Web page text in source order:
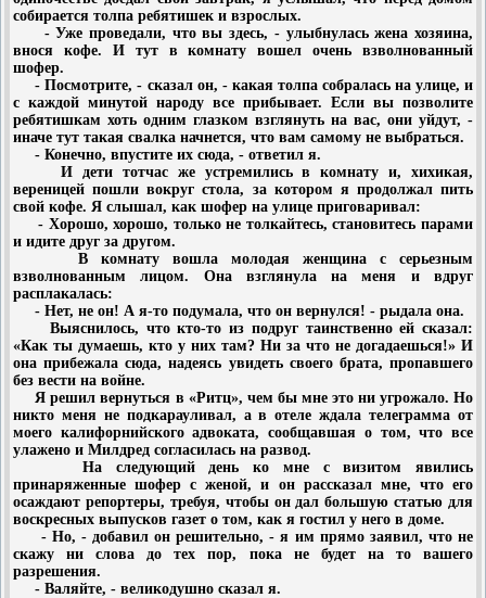
собирается толпа ребятишек и взрослых.
- Уже проведали, что вы здесь, - улыбнулась жена хозяина,
внося кофе. И тут в комнату вошел очень взволнованный
шофер.
- Посмотрите, - сказал он, - какая толпа собралась на улице, и
с каждой минутой народу все прибывает. Если вы позволите
ребятишкам хоть одним глазком взглянуть на вас, они уйдут, -
иначе тут такая свалка начнется, что вам самому не выбраться.
- Конечно, впустите их сюда, - ответил я.
И дети тотчас же устремились в комнату и, хихикая,
вереницей пошли вокруг стола, за котором я продолжал пить
свой кофе. Я слышал, как шофер на улице приговаривал:
- Хорошо, хорошо, только не толкайтесь, становитесь парами
и идите друг за другом.
В комнату вошла молодая женщина с серьезным
взволнованным лицом. Она взглянула на меня и вдруг
расплакалась:
- Нет, не он! А я-то подумала, что он вернулся! - рыдала она.
Выяснилось, что кто-то из подруг таинственно ей сказал:
«Как ты думаешь, кто у них там? Ни за что не догадаешься!» И
она прибежала сюда, надеясь увидеть своего брата, пропавшего
без вести на войне.
Я решил вернуться в «Ритц», чем бы мне это ни угрожало. Но
никто меня не подкарауливал, а в отеле ждала телеграмма от
моего калифорнийского адвоката, сообщавшая о том, что все
улажено и Милдред согласилась на развод.
На следующий день ко мне с визитом явились
принаряженные шофер с женой, и он рассказал мне, что его
осаждают репортеры, требуя, чтобы он дал большую статью для
воскресных выпусков газет о том, как я гостил у него в доме.
- Но, - добавил он решительно, - я им прямо заявил, что не
скажу ни слова до тех пор, пока не будет на то вашего
разрешения.
- Валяйте, - великодушно сказал я.